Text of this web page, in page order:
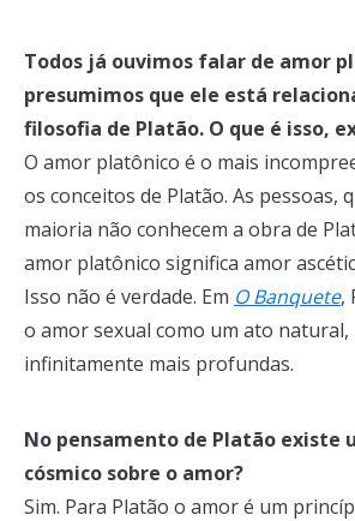
Todos já ouvimos falar de amor
presumimos que ele está
filosofia de Platão. O que é isso,
O amor platônico é o mais
os conceitos de Platão. As pessoas,
maioria não conhecem a obra de
amor platônico significa amor
Isso não é verdade. Em O Banquete,
o amor sexual como um ato natural,
infinitamente mais profundas.
No pensamento de Platão existe
cósmico sobre o amor?
Sim. Para Platão o amor é um